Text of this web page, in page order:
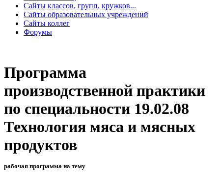
Сайты классов, групп, кружков...
Сайты образовательных учреждений
Сайты коллег
Форумы
Программа
производственной практики
по специальности 19.02.08
Технология мяса и мясных
продуктов
рабочая программа на тему